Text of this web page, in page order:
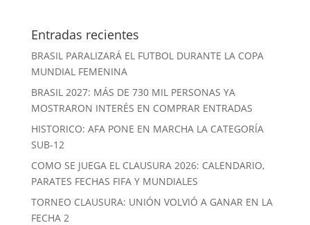
Entradas recientes
BRASIL PARALIZARÁ EL FUTBOL DURANTE LA COPA
MUNDIAL FEMENINA
BRASIL 2027: MÁS DE 730 MIL PERSONAS YA
MOSTRARON INTERÉS EN COMPRAR ENTRADAS
HISTORICO: AFA PONE EN MARCHA LA CATEGORÍA
SUB-12
COMO SE JUEGA EL CLAUSURA 2026: CALENDARIO,
PARATES FECHAS FIFA Y MUNDIALES
TORNEO CLAUSURA: UNIÓN VOLVIÓ A GANAR EN LA
FECHA 2